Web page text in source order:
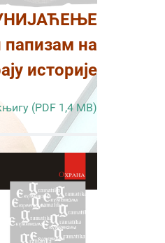
на
историје
(PDF 1,4 MB)